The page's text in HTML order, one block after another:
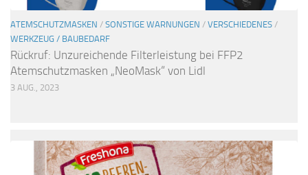
ATEMSCHUTZMASKEN / SONSTIGE WARNUNGEN / VERSCHIEDENES /
WERKZEUG / BAUBEDARF
Rückruf: Unzureichende Filterleistung bei FFP2
Atemschutzmasken „NeoMask“ von Lidl
3 AUG., 2023